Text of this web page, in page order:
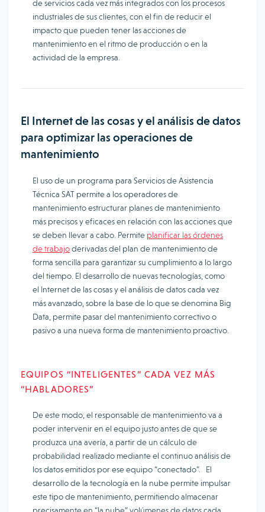
de servicios cada vez más integrados con los procesos
industriales de sus clientes, con el fin de reducir el
impacto que pueden tener las acciones de
mantenimiento en el ritmo de producción o en la
actividad de la empresa.
El Internet de las cosas y el análisis de datos
para optimizar las operaciones de
mantenimiento
El uso de un programa para Servicios de Asistencia
Técnica SAT permite a los operadores de
mantenimiento estructurar planes de mantenimiento
más precisos y eficaces en relación con las acciones que
se deben llevar a cabo. Permite planificar las órdenes
de trabajoderivadas del plan de mantenimiento de
forma sencilla para garantizar su cumplimiento a lo largo
del tiempo. El desarrollo de nuevas tecnologías, como
el Internet de las cosas y el análisis de datos cada vez
más avanzado, sobre la base de lo que se denomina Big
Data, permite pasar del mantenimiento correctivo o
pasivo a una nueva forma de mantenimiento proactivo.
EQUIPOS “INTELIGENTES” CADA VEZ MÁS
“HABLADORES”
De este modo, el responsable de mantenimiento va a
poder intervenir en el equipo justo antes de que se
produzca una avería, a partir de un cálculo de
probabilidad realizado mediante el continuo análisis de
los datos emitidos por ese equipo “conectado”. El
desarrollo de la tecnología en la nube permite impulsar
este tipo de mantenimiento, permitiendo almacenar